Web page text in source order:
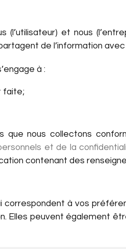
et nous
de l’information avec
à :
faite;
que nous collectons
et de la
contenant des
à vos
Elles peuvent également